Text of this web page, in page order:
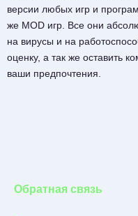
версии любых игр и
же MOD игр. Все они
на вирусы и на
оценку, а так же оставить
ваши предпочтения.
Обратная связь